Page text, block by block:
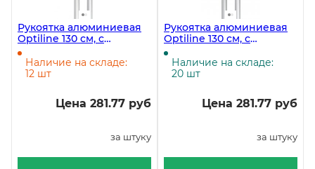
Рукоятка алюминиевая
Optiline 130 см, с
резьбой, синяя
Наличие на складе:
12 шт
Цена 281.77 руб
за штуку
Рукоятка алюминиевая
Optiline 130 см, с
резьбой, зеленая
Наличие на складе:
20 шт
Цена 281.77 руб
за штуку